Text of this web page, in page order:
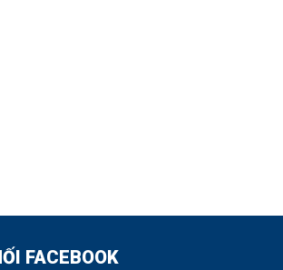
FACEBOOK